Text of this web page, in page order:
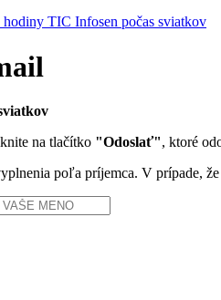
hodiny TIC Infosen počas sviatkov
na tlačítko "Odoslať", ktoré
poľa príjemca. V prípade,